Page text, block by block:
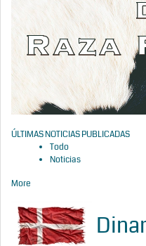
ÚLTIMAS NOTICIAS PUBLICADAS
Todo
Noticias
More